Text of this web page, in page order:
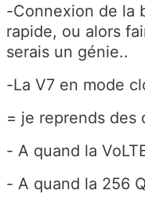
-Connexion de la
rapide, ou alors
serais un génie..
-La V7 en mode
= je reprends des
- A quand la
- A quand la 256